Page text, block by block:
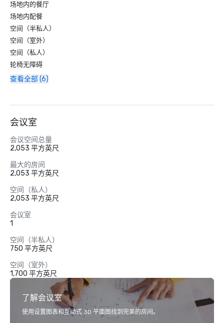
场地内的餐厅
场地内配餐
空间（半私人）
空间（室外）
空间（私人）
轮椅无障碍
查看全部 (6)
会议室
会议空间总量
2,053 平方英尺
最大的房间
2,053 平方英尺
空间（私人）
2,053 平方英尺
会议室
1
空间（半私人）
750 平方英尺
空间（室外）
1,700 平方英尺
了解会议室
使用设置图表和互动式 3D 平面图找到完美的房间。